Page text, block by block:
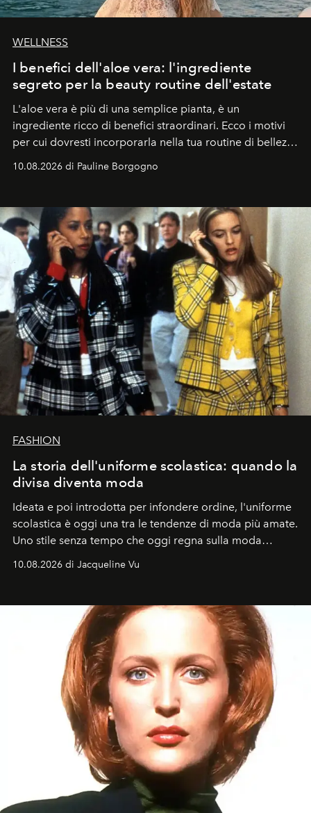
WELLNESS
I benefici dell'aloe vera: l'ingrediente
segreto per la beauty routine dell'estate
L'aloe vera è più di una semplice pianta, è un
ingrediente ricco di benefici straordinari. Ecco i motivi
per cui dovresti incorporarla nella tua routine di bellezza
e benessere.
10.08.2026 di Pauline Borgogno
FASHION
La storia dell'uniforme scolastica: quando la
divisa diventa moda
Ideata e poi introdotta per infondere ordine, l'uniforme
scolastica è oggi una tra le tendenze di moda più amate.
Uno stile senza tempo che oggi regna sulla moda
tradizionale e sulla cultura pop.
10.08.2026 di Jacqueline Vu